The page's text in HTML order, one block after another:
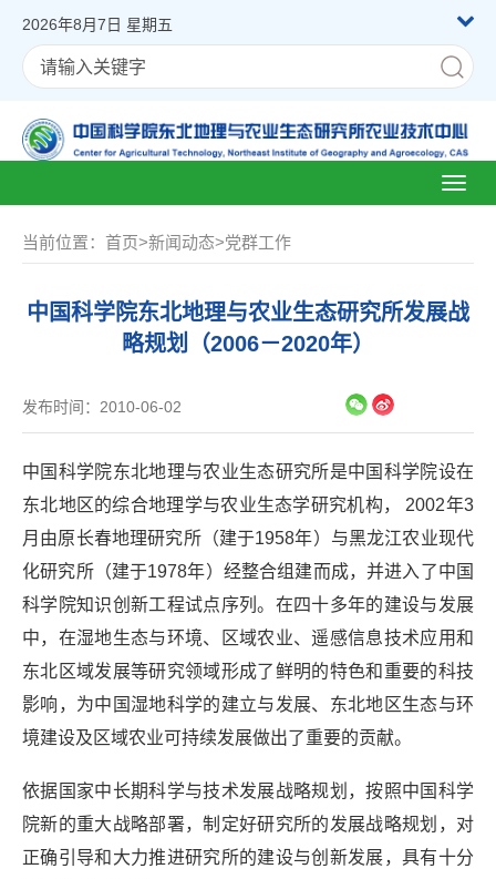
2026年8月7日 星期五
当前位置： 首页>新闻动态>党群工作
中国科学院东北地理与农业生态研究所发展战
略规划（2006－2020年）
发布时间：2010-06-02
中国科学院东北地理与农业生态研究所是中国科学院设在
东北地区的综合地理学与农业生态学研究机构， 2002年3
月由原长春地理研究所（建于1958年）与黑龙江农业现代
化研究所（建于1978年）经整合组建而成，并进入了中国
科学院知识创新工程试点序列。在四十多年的建设与发展
中，在湿地生态与环境、区域农业、遥感信息技术应用和
东北区域发展等研究领域形成了鲜明的特色和重要的科技
影响，为中国湿地科学的建立与发展、东北地区生态与环
境建设及区域农业可持续发展做出了重要的贡献。
依据国家中长期科学与技术发展战略规划，按照中国科学
院新的重大战略部署，制定好研究所的发展战略规划，对
正确引导和大力推进研究所的建设与创新发展，具有十分